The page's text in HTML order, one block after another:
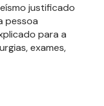
justificado
pessoa
para a
exames,